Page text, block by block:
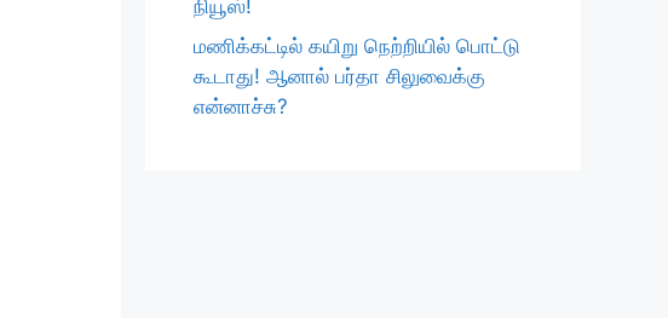
நியூஸ்!
மணிக்கட்டில் கயிறு நெற்றியில் பொட்டு
கூடாது! ஆனால் பர்தா சிலுவைக்கு
என்னாச்சு?